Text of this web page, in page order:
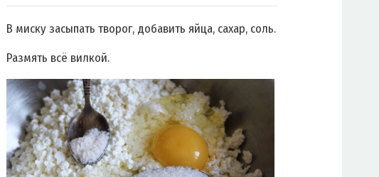
В миску засыпать творог, добавить яйца, сахар, соль.
Размять всё вилкой.